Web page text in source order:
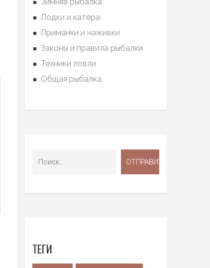
Лодки и катера
Приманки и наживки
Законы и правила рыбалки
Техники ловли
Общая рыбалка
ТЕГИ